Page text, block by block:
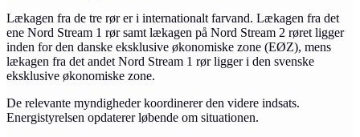
Lækagen fra de tre rør er i internationalt farvand. Lækagen fra det
ene Nord Stream 1 rør samt lækagen på Nord Stream 2 røret ligger
inden for den danske eksklusive økonomiske zone (EØZ), mens
lækagen fra det andet Nord Stream 1 rør ligger i den svenske
eksklusive økonomiske zone.
De relevante myndigheder koordinerer den videre indsats.
Energistyrelsen opdaterer løbende om situationen.